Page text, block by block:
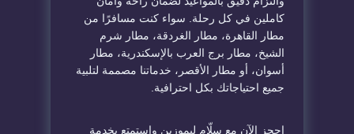
كاملين في كل رحلة. سواء كنت مسافرًا من
مطار القاهرة، مطار الغردقة، مطار شرم
الشيخ، مطار برج العرب بالإسكندرية، مطار
أسوان، أو مطار الأقصر، خدماتنا مصممة لتلبية
جميع احتياجاتك بكل احترافية.
احجز الآن مع سلّام ليموزين واستمتع بخدمة